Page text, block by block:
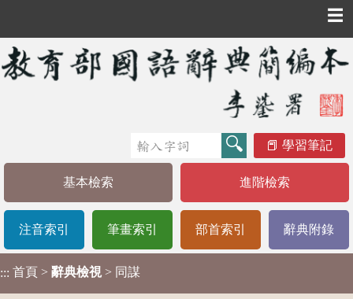
☰
學習筆記
基本檢索 進階檢索
注音索引 筆畫索引 部首索引 辭典附錄
::: 首頁 > 辭典檢視 > 同謀